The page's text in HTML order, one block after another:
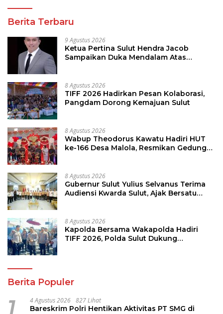
Berita Terbaru
9 Agustus 2026
Ketua Pertina Sulut Hendra Jacob
Sampaikan Duka Mendalam Atas
8 Agustus 2026
TIFF 2026 Hadirkan Pesan Kolaborasi,
Pangdam Dorong Kemajuan Sulut
8 Agustus 2026
Wabup Theodorus Kawatu Hadiri HUT
ke-166 Desa Malola, Resmikan Gedung
8 Agustus 2026
Gubernur Sulut Yulius Selvanus Terima
Audiensi Kwarda Sulut, Ajak Bersatu
8 Agustus 2026
Kapolda Bersama Wakapolda Hadiri
TIFF 2026, Polda Sulut Dukung
Berita Populer
1 4 Agustus 2026 827 Lihat
Bareskrim Polri Hentikan Aktivitas PT SMG di